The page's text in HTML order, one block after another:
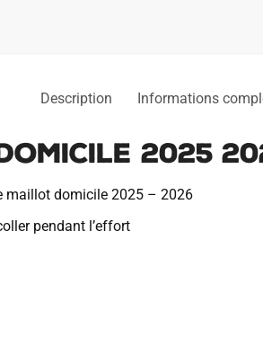
Description Informations
2025
maillot domicile 2025 – 2026
pendant l’effort